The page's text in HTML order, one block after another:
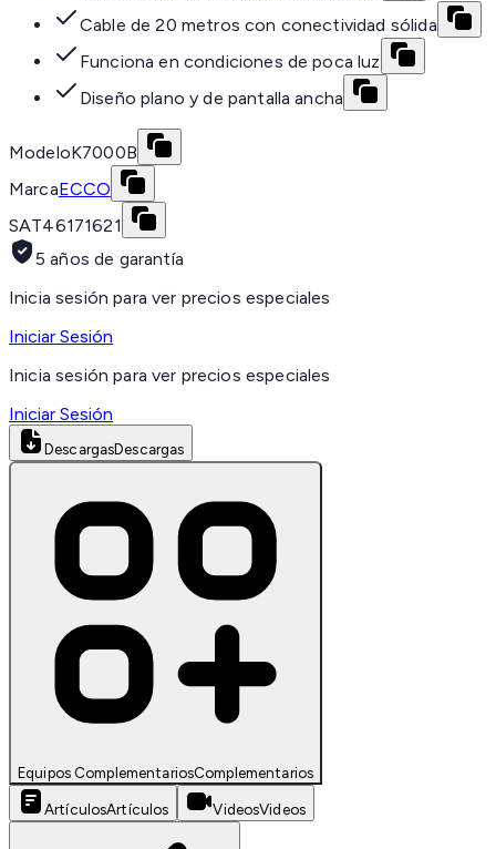
Cable de 20 metros con conectividad sólida
Funciona en condiciones de poca luz
Diseño plano y de pantalla ancha
ModeloK7000B
MarcaECCO
SAT46171621
5 años de garantía
Inicia sesión para ver precios especiales
Iniciar Sesión
Inicia sesión para ver precios especiales
Iniciar Sesión
DescargasDescargas
Equipos ComplementariosComplementarios
ArtículosArtículos VideosVideos